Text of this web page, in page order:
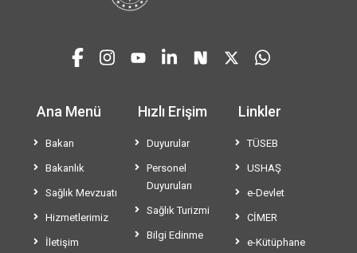
Ana Menü
Bakan
Bakanlık
Sağlık Mevzuatı
Hizmetlerimiz
İletişim
Hızlı Erişim
Duyurular
Personel
Duyuruları
Sağlık Turizmi
Bilgi Edinme
Linkler
TÜSEB
USHAŞ
e-Devlet
CİMER
e-Kütüphane